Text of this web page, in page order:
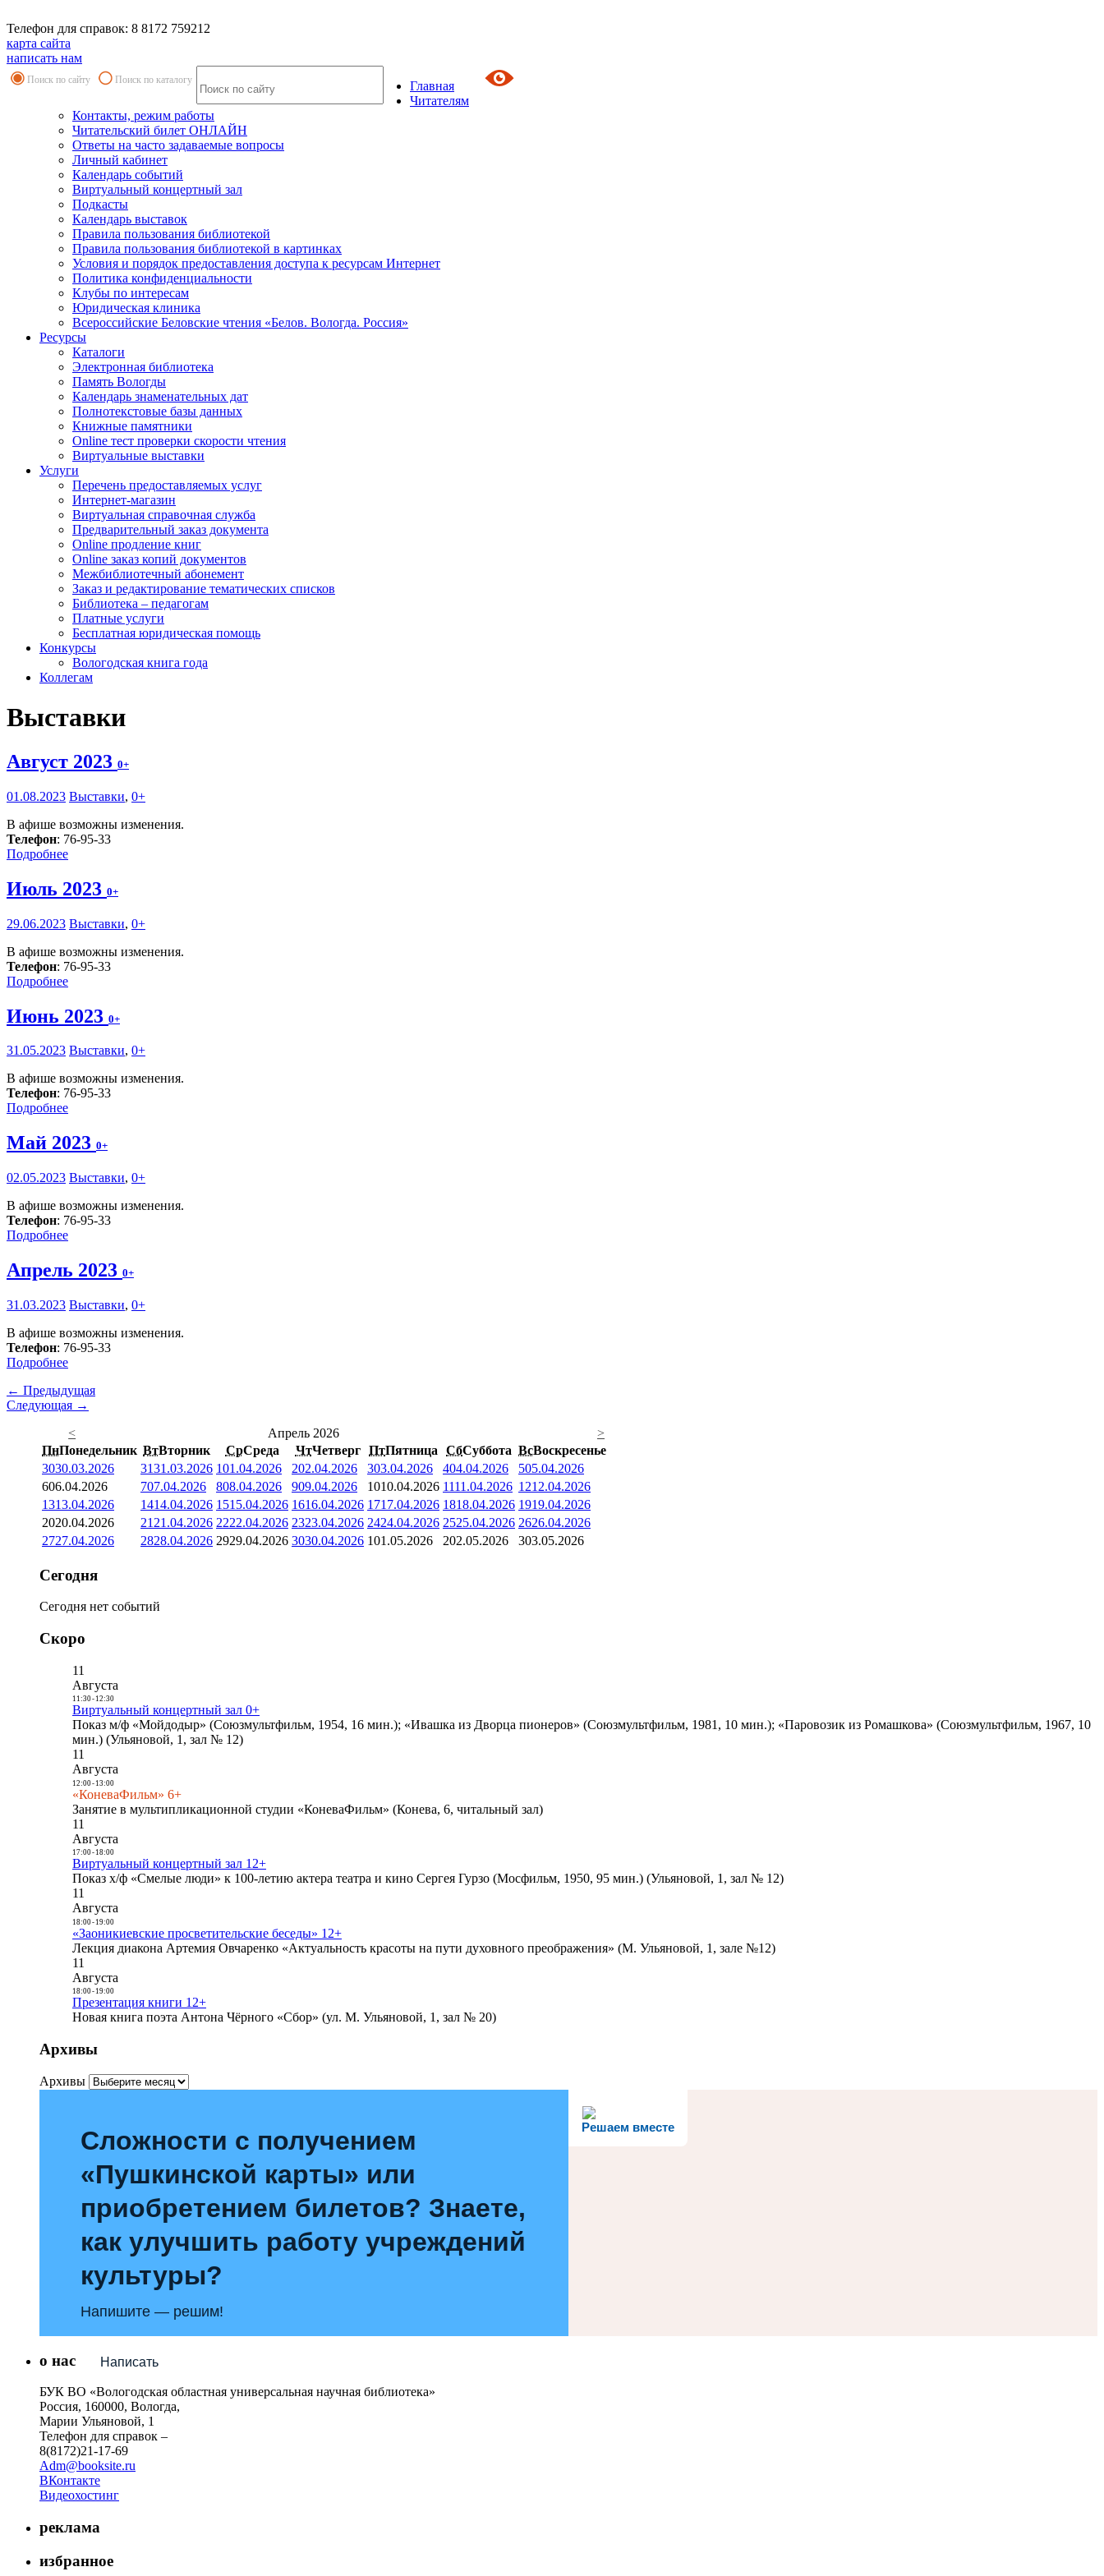
Телефон для справок: 8 8172 759212
карта сайта
написать нам
Поиск по сайту Поиск по каталогу
Главная
Читателям
Контакты, режим работы
Читательский билет ОНЛАЙН
Ответы на часто задаваемые вопросы
Личный кабинет
Календарь событий
Виртуальный концертный зал
Подкасты
Календарь выставок
Правила пользования библиотекой
Правила пользования библиотекой в картинках
Условия и порядок предоставления доступа к ресурсам Интернет
Политика конфиденциальности
Клубы по интересам
Юридическая клиника
Всероссийские Беловские чтения «Белов. Вологда. Россия»
Ресурсы
Каталоги
Электронная библиотека
Память Вологды
Календарь знаменательных дат
Полнотекстовые базы данных
Книжные памятники
Online тест проверки скорости чтения
Виртуальные выставки
Услуги
Перечень предоставляемых услуг
Интернет-магазин
Виртуальная справочная служба
Предварительный заказ документа
Online продление книг
Online заказ копий документов
Межбиблиотечный абонемент
Заказ и редактирование тематических списков
Библиотека – педагогам
Платные услуги
Бесплатная юридическая помощь
Конкурсы
Вологодская книга года
Коллегам
Выставки
Август 2023 0+
01.08.2023 Выставки, 0+
В афише возможны изменения.
Телефон: 76-95-33
Подробнее
Июль 2023 0+
29.06.2023 Выставки, 0+
В афише возможны изменения.
Телефон: 76-95-33
Подробнее
Июнь 2023 0+
31.05.2023 Выставки, 0+
В афише возможны изменения.
Телефон: 76-95-33
Подробнее
Май 2023 0+
02.05.2023 Выставки, 0+
В афише возможны изменения.
Телефон: 76-95-33
Подробнее
Апрель 2023 0+
31.03.2023 Выставки, 0+
В афише возможны изменения.
Телефон: 76-95-33
Подробнее
← Предыдущая
Следующая →
<
Апрель 2026
>
ПнПонедельник ВтВторник СрСреда ЧтЧетверг ПтПятница СбСуббота ВсВоскресенье
3030.03.2026 3131.03.2026 101.04.2026 202.04.2026 303.04.2026 404.04.2026 505.04.2026
606.04.2026 707.04.2026 808.04.2026 909.04.2026 1010.04.2026 1111.04.2026 1212.04.2026
1313.04.2026 1414.04.2026 1515.04.2026 1616.04.2026 1717.04.2026 1818.04.2026 1919.04.2026
2020.04.2026 21 21.04.2026 2222.04.2026 2323.04.2026 2424.04.2026 2525.04.2026 2626.04.2026
2727.04.2026 2828.04.2026 2929.04.2026 3030.04.2026 101.05.2026 202.05.2026 303.05.2026
Сегодня
Сегодня нет событий
Скоро
11
Августа
11:30- 12:30
Виртуальный концертный зал 0+
Показ м/ф «Мойдодыр» (Союзмультфильм, 1954, 16 мин.); «Ивашка из Дворца пионеров» (Союзмультфильм, 1981, 10 мин.); «Паровозик из Ромашкова» (Союзмультфильм, 1967, 10
мин.) (Ульяновой, 1, зал № 12)
11
Августа
12:00- 13:00
«КоневаФильм» 6+
Занятие в мультипликационной студии «КоневаФильм» (Конева, 6, читальный зал)
11
Августа
17:00- 18:00
Виртуальный концертный зал 12+
Показ х/ф «Смелые люди» к 100-летию актера театра и кино Сергея Гурзо (Мосфильм, 1950, 95 мин.) (Ульяновой, 1, зал № 12)
11
Августа
18:00- 19:00
«Заоникиевские просветительские беседы» 12+
Лекция диакона Артемия Овчаренко «Актуальность красоты на пути духовного преображения» (М. Ульяновой, 1, зале №12)
11
Августа
18:00- 19:00
Презентация книги 12+
Новая книга поэта Антона Чёрного «Сбор» (ул. М. Ульяновой, 1, зал № 20)
Архивы
Архивы
Решаем вместе
Сложности с получением
«Пушкинской карты» или
приобретением билетов? Знаете,
как улучшить работу учреждений
культуры?
Напишите — решим!
Написать
о нас
БУК ВО «Вологодская областная универсальная научная библиотека»
Россия, 160000, Вологда,
Марии Ульяновой, 1
Телефон для справок –
8(8172)21-17-69
Adm@booksite.ru
ВКонтакте
Видеохостинг
реклама
избранное